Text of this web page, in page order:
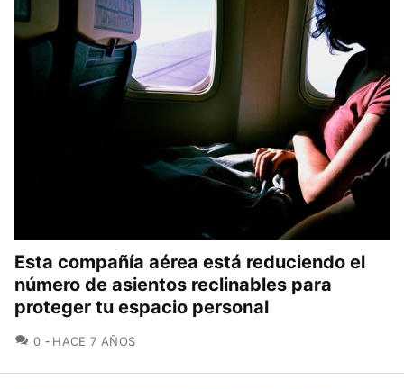
Esta compañía aérea está reduciendo el
número de asientos reclinables para
proteger tu espacio personal
0 COMENTARIOS
HACE 7 AÑOS